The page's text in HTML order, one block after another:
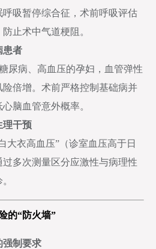
呼吸暂停综合征，术前呼吸评估
止术中气道梗阻。
患者
尿病、高血压的孕妇，血管弹性
倍增。术前严格控制基础病并
脑血管意外概率。
理干预
大衣高血压”（诊室血压高于日
多次测量区分应激性与病理性
的“防火墙”
强制要求